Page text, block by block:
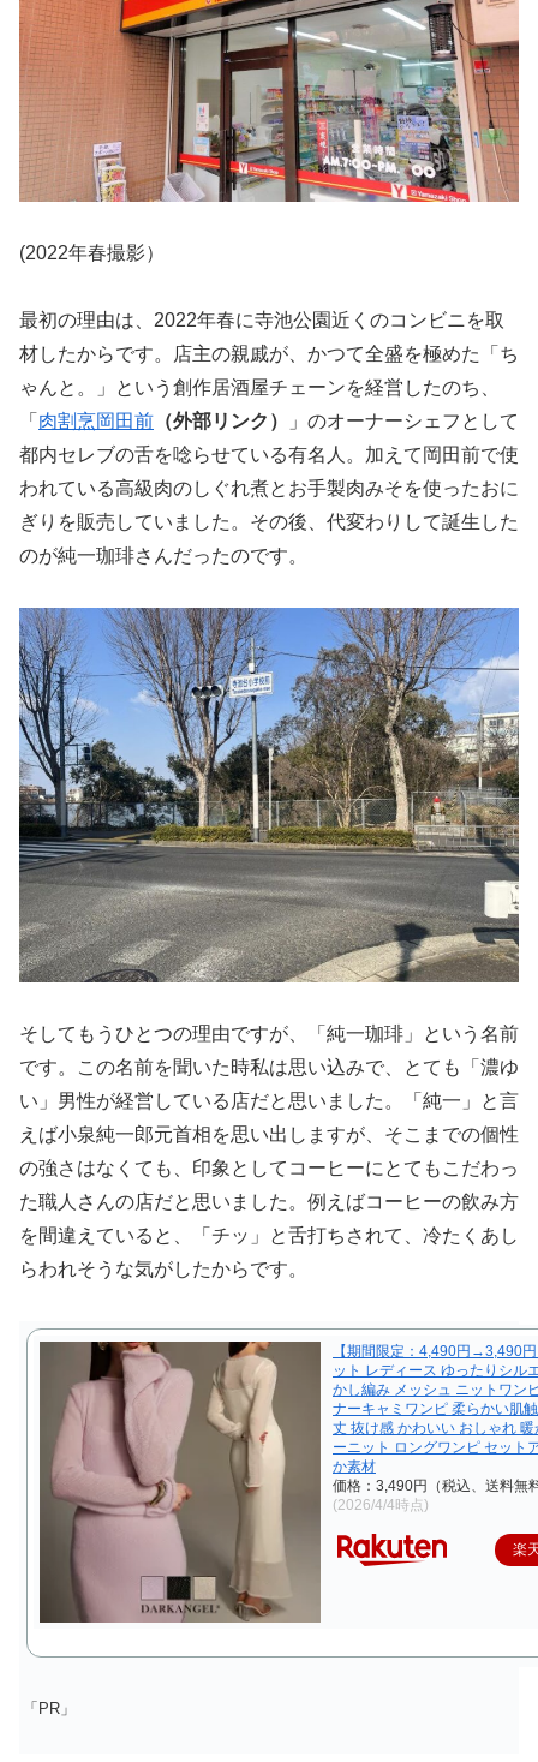
(2022年春撮影）
最初の理由は、2022年春に寺池公園近くのコンビニを取
材したからです。店主の親戚が、かつて全盛を極めた「ち
ゃんと。」という創作居酒屋チェーンを経営したのち、
「 肉割烹岡田前 （外部リンク）
」のオーナーシェフとして
都内セレブの舌を唸らせている有名人。加えて岡田前で使
われている高級肉のしぐれ煮とお手製肉みそを使ったおに
ぎりを販売していました。その後、代変わりして誕生した
のが純一珈琲さんだったのです。
そしてもうひとつの理由ですが、「純一珈琲」という名前
です。この名前を聞いた時私は思い込みで、とても「濃ゆ
い」男性が経営している店だと思いました。「純一」と言
えば小泉純一郎元首相を思い出しますが、そこまでの個性
の強さはなくても、印象としてコーヒーにとてもこだわっ
た職人さんの店だと思いました。例えばコーヒーの飲み方
を間違えていると、「チッ」と舌打ちされて、冷たくあし
らわれそうな気がしたからです。
【期間限定：4,490円→3,490
ット レディース ゆったりシ
かし編み メッシュ ニットワン
ナーキャミワンピ 柔らかい肌
丈 抜け感 かわいい おしゃれ
ーニット ロングワンピ セット
か素材
価格：3,490円（税込、送料無
(2026/4/4時点)
楽
「PR」